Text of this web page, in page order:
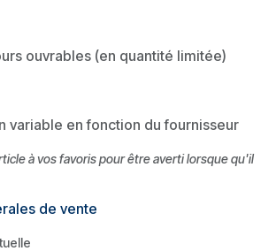
ouvrables (en quantité limitée)
variable en fonction du fournisseur
à vos favoris pour être averti lorsque qu'il
de vente